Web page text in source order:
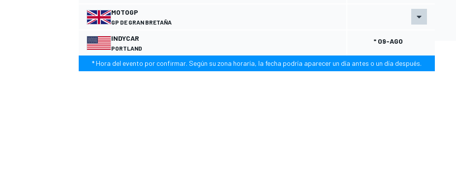
MOTOGP
GP DE GRAN BRETAÑA
INDYCAR
PORTLAND
* 09-AGO
* Hora del evento por confirmar. Según su zona horaria, la fecha podría aparecer un día antes o un día después.